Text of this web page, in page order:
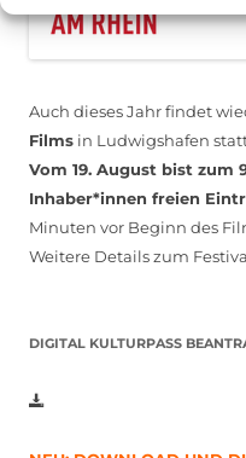
Auch dieses Jahr findet
Films in Ludwigshafen
Vom 19. August bist zum
Inhaber*innen freien
Minuten vor Beginn des
Weitere Details zum
DIGITAL KULTURPASS